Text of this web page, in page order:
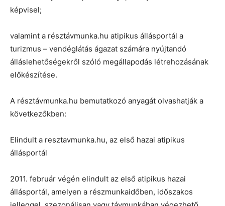
képvisel;
valamint a résztávmunka.hu atipikus állásportál a
turizmus – vendéglátás ágazat számára nyújtandó
álláslehetőségekről szóló megállapodás létrehozásának
előkészítése.
A résztávmunka.hu bemutatkozó anyagát olvashatják a
következőkben:
Elindult a resztavmunka.hu, az első hazai atipikus
állásportál
2011. február végén elindult az első atipikus hazai
állásportál, amelyen a részmunkaidőben, időszakos